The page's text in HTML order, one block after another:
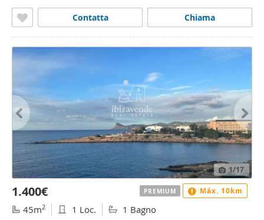
Chiama
Contatta
1/17
1.400€
45m2 1 Loc. 1 Bagno
PREMIUM Máx. 10km